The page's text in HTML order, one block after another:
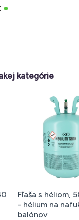
kategórie
Fľaša s héliom,
- hélium na
balónov